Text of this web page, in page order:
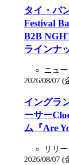
タイ・バ
Festival
B2B
ラインナ
ニュー
2026/08/07 (
イングラ
ーサー
ム『Are
リリ
2026/08/07 (